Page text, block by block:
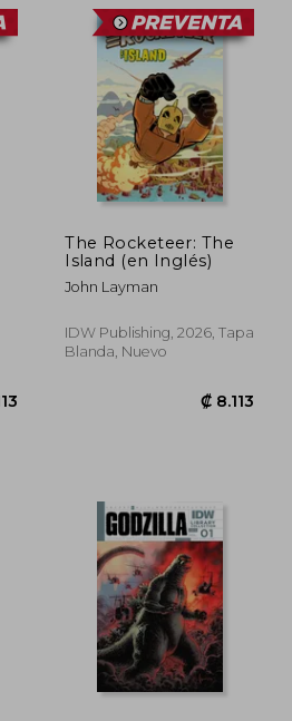
The Rocketeer: The
Island (en Inglés)
John Layman
IDW Publishing, 2026, Tapa
Blanda, Nuevo